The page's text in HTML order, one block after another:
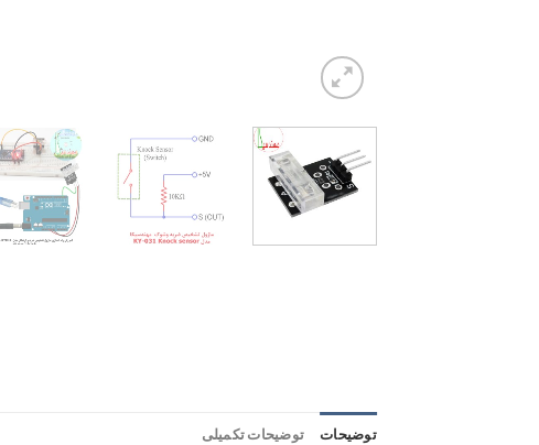
توضیحات توضیحات تکمیلی